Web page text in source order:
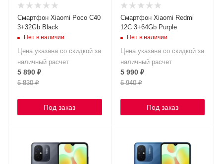
Смартфон Xiaomi Poco C40
3+32Gb Black
Нет в наличии
Цена указана со скидкой за
наличный расчет
5 890 ₽
6 830₽
Под заказ
Смартфон Xiaomi Redmi
12C 3+64Gb Purple
Нет в наличии
Цена указана со скидкой за
наличный расчет
5 990₽
6 940₽
Под заказ